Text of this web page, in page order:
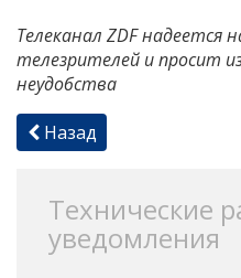
Телеканал ZDF надеется
телезрителей и просит
неудобства
Назад
Технические
уведомления